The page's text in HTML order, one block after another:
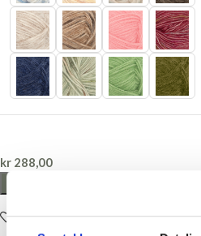
kr 288,00
Legg i ønskelisten